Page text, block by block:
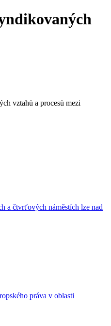
vztahů a procesů mezi
a čtvrťových náměstích lze nad
práva v oblasti